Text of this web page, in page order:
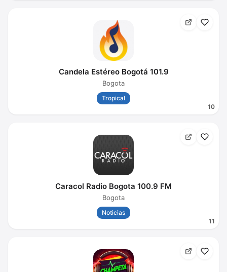
10
Candela Estéreo Bogotá 101.9
Bogota
Tropical
11
Caracol Radio Bogota 100.9 FM
Bogota
Noticias